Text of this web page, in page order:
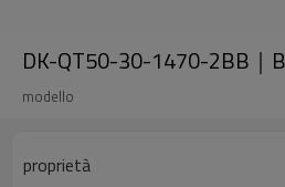
DK-QT50-30-1470-2BB｜
modello
proprietà